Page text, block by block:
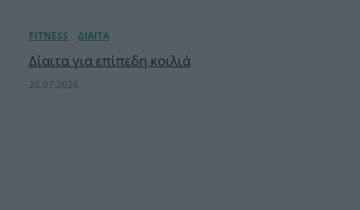
Δίαιτα για επίπεδη κοιλιά
26.07.2026